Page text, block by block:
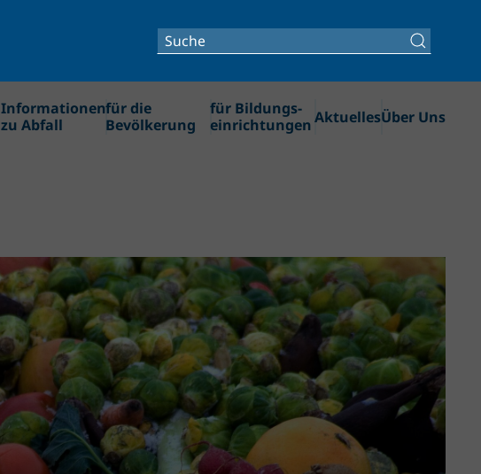
Informationen
zu Abfall
für die
Bevölkerung
für Bildungs­
einrichtungenAktuellesÜber Uns